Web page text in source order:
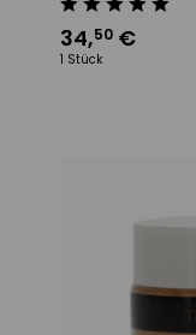
34,50 €
1 Stück